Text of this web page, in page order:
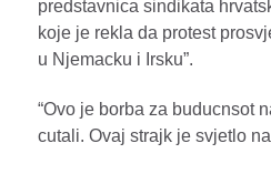
predstavnica sindikata
koje je rekla da protest
u Njemacku i Irsku”.
“Ovo je borba za buducnsot
cutali. Ovaj strajk je svjetlo